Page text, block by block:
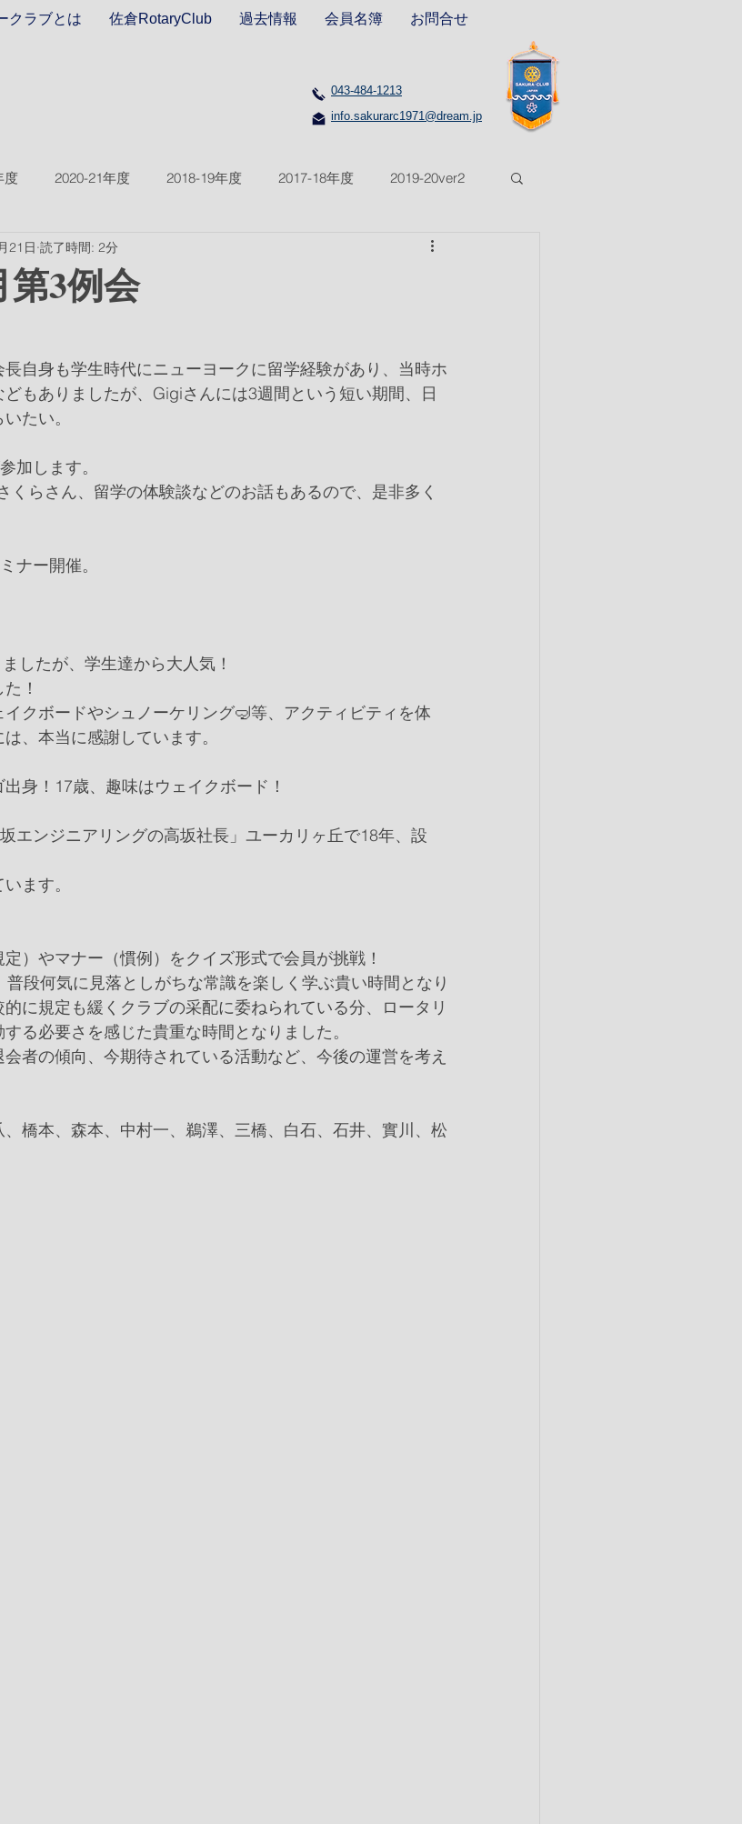
クラブとは 佐倉RotaryClub 過去情報 会員名簿 お問合せ
043-484-1213
info.sakurarc1971@dream.jp
度 2020-21年度 2018-19年度 2017-18年度 2019-20ver2
度 2022-23年度 2025-26年度
3例会
21日 読了時間: 2分
自身も学生時代にニューヨークに留学経験があり、当時ホ
もありましたが、Gigiさんには3週間という短い期間、日
たい。
加します。
くらさん、留学の体験談などのお話もあるので、是非多く
ナー開催。
したが、学生達から大人気！
！
クボードやシュノーケリング🤿等、アクティビティを体
、本当に感謝しています。
身！17歳、趣味はウェイクボード！
エンジニアリングの高坂社長」ユーカリヶ丘で18年、設
ます。
）やマナー（慣例）をクイズ形式で会員が挑戦！
段何気に見落としがちな常識を楽しく学ぶ貴い時間となり
に規定も緩くクラブの采配に委ねられている分、ロータリ
る必要さを感じた貴重な時間となりました。
者の傾向、今期待されている活動など、今後の運営を考え
橋本、森本、中村一、鵜澤、三橋、白石、石井、實川、松